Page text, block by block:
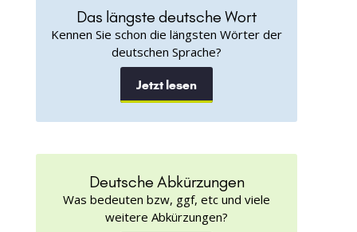
Das längste deutsche Wort
Kennen Sie schon die längsten Wörter der
deutschen Sprache?
Jetzt lesen
Deutsche Abkürzungen
Was bedeuten bzw, ggf, etc und viele
weitere Abkürzungen?